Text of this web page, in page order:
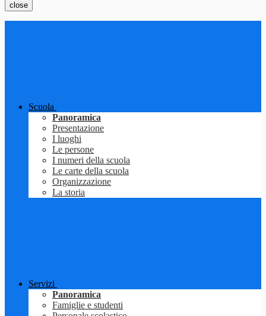
close
Scuola
Panoramica
Presentazione
I luoghi
Le persone
I numeri della scuola
Le carte della scuola
Organizzazione
La storia
Servizi
Panoramica
Famiglie e studenti